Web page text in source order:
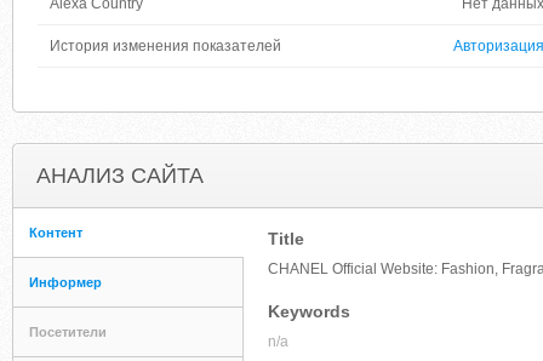
Alexa Country Нет данных
История изменения показателей Авторизация
АНАЛИЗ САЙТА
Контент
Информер
Посетители
Title
CHANEL Official Website: Fashion,
Keywords
n/a